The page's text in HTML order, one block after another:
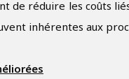
de réduire les coûts
inhérentes aux